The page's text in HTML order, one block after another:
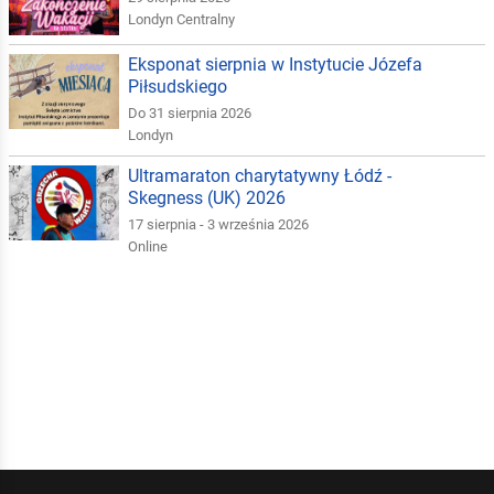
Londyn Centralny
Eksponat sierpnia w Instytucie Józefa
Piłsudskiego
Do 31 sierpnia 2026
Londyn
Ultramaraton charytatywny Łódź -
Skegness (UK) 2026
17 sierpnia - 3 września 2026
Online